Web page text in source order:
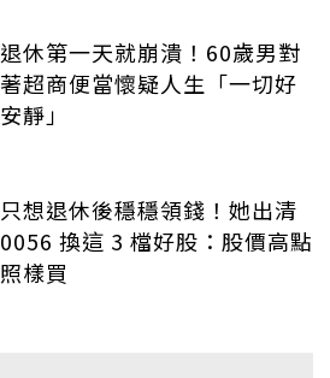
退休第一天就崩潰！60歲男對
著超商便當懷疑人生「一切好
安靜」
只想退休後穩穩領錢！她出清
0056 換這 3 檔好股：股價高點
照樣買